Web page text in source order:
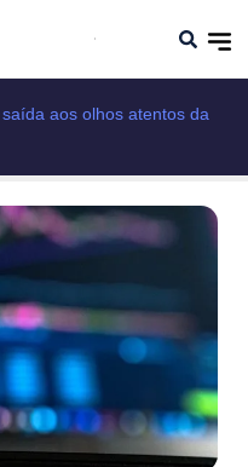
aos olhos atentos da